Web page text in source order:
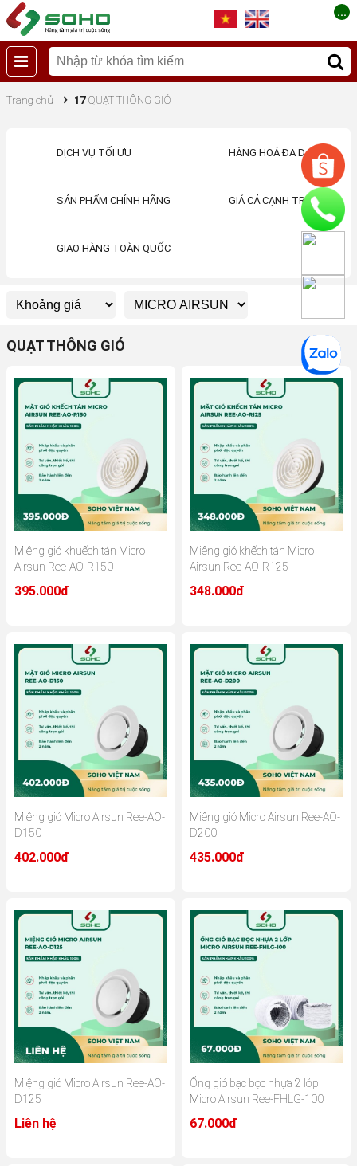
...
Trang chủ 17 QUẠT THÔNG GIÓ
DỊCH VỤ TỐI ƯU HÀNG HOÁ ĐA DẠNG
SẢN PHẨM CHÍNH HÃNG GIÁ CẢ CẠNH TRANH
GIAO HÀNG TOÀN QUỐC
QUẠT THÔNG GIÓ
Miệng gió khuếch tán Micro
Airsun Ree-AO-R150
395.000đ
Miệng gió khếch tán Micro
Airsun Ree-AO-R125
348.000đ
Miệng gió Micro Airsun Ree-AO-
D150
402.000đ
Miệng gió Micro Airsun Ree-AO-
D200
435.000đ
Miệng gió Micro Airsun Ree-AO-
D125
Liên hệ
Ống gió bạc bọc nhựa 2 lớp
Micro Airsun Ree-FHLG-100
67.000đ